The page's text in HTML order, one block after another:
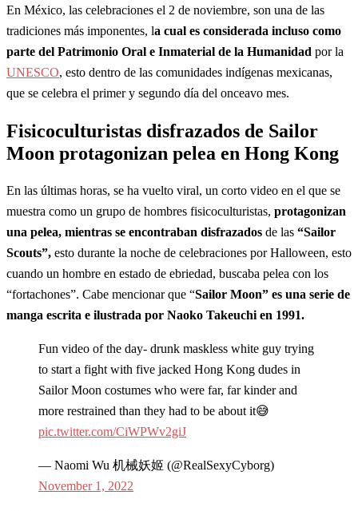
En México, las celebraciones el 2 de noviembre, son una de las
tradiciones más imponentes, la cual es considerada incluso como
parte del Patrimonio Oral e Inmaterial de la Humanidad por la
UNESCO, esto dentro de las comunidades indígenas mexicanas,
que se celebra el primer y segundo día del onceavo mes.
Fisicoculturistas disfrazados de Sailor
Moon protagonizan pelea en Hong Kong
En las últimas horas, se ha vuelto viral, un corto video en el que se
muestra como un grupo de hombres fisicoculturistas, protagonizan
una pelea, mientras se encontraban disfrazados de las “Sailor
Scouts”, esto durante la noche de celebraciones por Halloween, esto
cuando un hombre en estado de ebriedad, buscaba pelea con los
“fortachones”. Cabe mencionar que “Sailor Moon” es una serie de
manga escrita e ilustrada por Naoko Takeuchi en 1991.
Fun video of the day- drunk maskless white guy trying
to start a fight with five jacked Hong Kong dudes in
Sailor Moon costumes who were far, far kinder and
more restrained than they had to be about it😅
pic.twitter.com/CiWPWv2giJ
— Naomi Wu 机械妖姬 (@RealSexyCyborg)
November 1, 2022